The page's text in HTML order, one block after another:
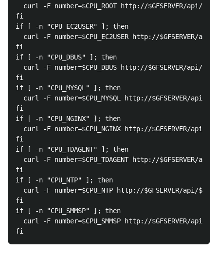
curl -F number=$CPU_ROOT http://$GFSERVER/api/
fi
if [ -n "CPU_EC2USER" ]; then
curl -F number=$CPU_EC2USER http://$GFSERVER/
fi
if [ -n "CPU_DBUS" ]; then
curl -F number=$CPU_DBUS http://$GFSERVER/api/
fi
if [ -n "CPU_MYSQL" ]; then
curl -F number=$CPU_MYSQL http://$GFSERVER/api/
fi
if [ -n "CPU_NGINX" ]; then
curl -F number=$CPU_NGINX http://$GFSERVER/api/
fi
if [ -n "CPU_TDAGENT" ]; then
curl -F number=$CPU_TDAGENT http://$GFSERVER/
fi
if [ -n "CPU_NTP" ]; then
curl -F number=$CPU_NTP http://$GFSERVER/api/
fi
if [ -n "CPU_SMMSP" ]; then
curl -F number=$CPU_SMMSP http://$GFSERVER/api/